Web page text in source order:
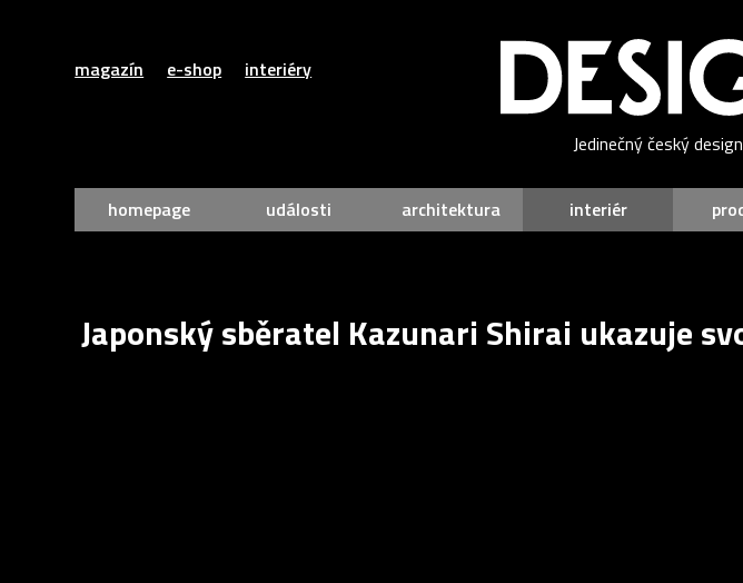
magazín e-shop interiéry
Jedinečný český
homepage události architektura interiér
Japonský sběratel Kazunari Shirai ukazuje